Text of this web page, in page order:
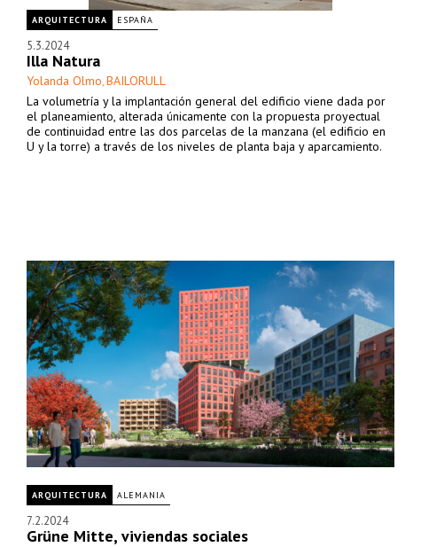
ARQUITECTURA ESPAÑA
5.3.2024
Illa Natura
Yolanda Olmo, BAILORULL
La volumetría y la implantación general del edificio viene dada por
el planeamiento, alterada únicamente con la propuesta proyectual
de continuidad entre las dos parcelas de la manzana (el edificio en
U y la torre) a través de los niveles de planta baja y aparcamiento.
ARQUITECTURA ALEMANIA
7.2.2024
Grüne Mitte, viviendas sociales